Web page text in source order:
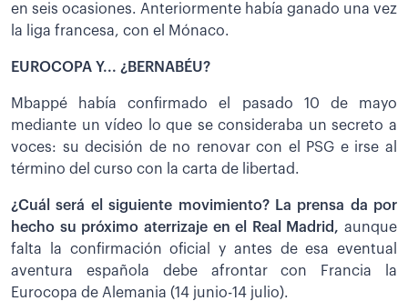
en seis ocasiones. Anteriormente había ganado una vez
la liga francesa, con el Mónaco.
EUROCOPA Y... ¿BERNABÉU?
Mbappé había confirmado el pasado 10 de mayo
mediante un vídeo lo que se consideraba un secreto a
voces: su decisión de no renovar con el PSG e irse al
término del curso con la carta de libertad.
¿Cuál será el siguiente movimiento? La prensa da por
hecho su próximo aterrizaje en el Real Madrid, aunque
falta la confirmación oficial y antes de esa eventual
aventura española debe afrontar con Francia la
Eurocopa de Alemania (14 junio-14 julio).